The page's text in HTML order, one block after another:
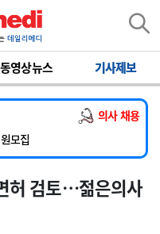
동영상뉴스 기사제보
의사 채용
임상의사 채용
담) 계약직 의사 공개채용
모집
차) 모집
임상의사 채용
허 검토…젊은의사